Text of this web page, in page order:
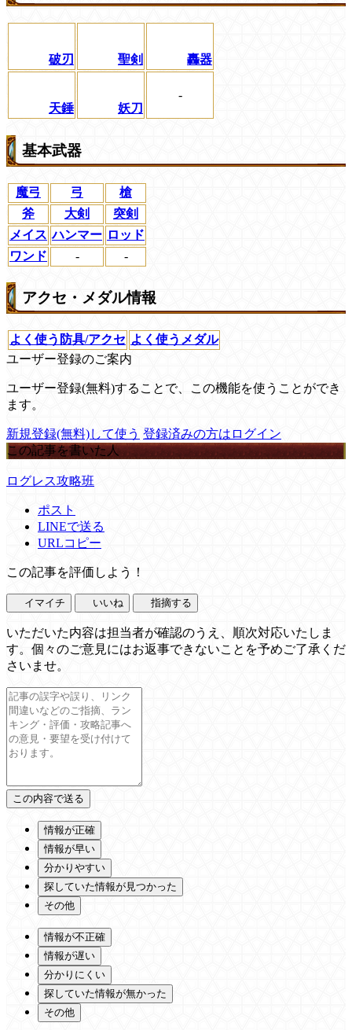
破刃 聖剣 轟器
天錘 妖刀
-
基本武器
魔弓 弓
槍
斧
大剣
突剣
メイス ハンマー ロッド
ワンド
- -
アクセ・メダル情報
よく使う防具/アクセ よく使うメダル
ユーザー登録のご案内
ユーザー登録(無料)することで、この機能を使うことができ
ます。
新規登録(無料)して使う 登録済みの方はログイン
この記事を書いた人
ログレス攻略班
ポスト
LINEで送る
URLコピー
この記事を評価しよう！
イマイチ いいね 指摘する
いただいた内容は担当者が確認のうえ、順次対応いたしま
す。個々のご意見にはお返事できないことを予めご了承くだ
さいませ。
情報が正確
情報が早い
分かりやすい
探していた情報が見つかった
その他
情報が不正確
情報が遅い
分かりにくい
探していた情報が無かった
その他